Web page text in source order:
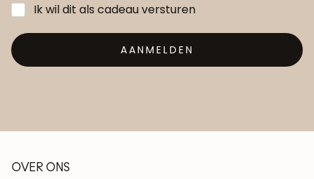
Ik wil dit als cadeau versturen
AANMELDEN
OVER ONS